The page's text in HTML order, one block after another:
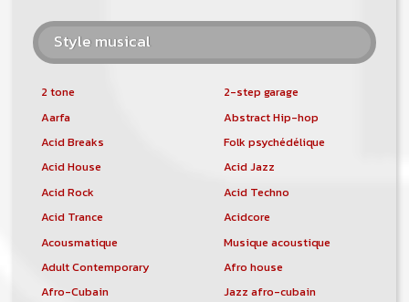
Style musical
2 tone
2-step garage
Aarfa
Abstract Hip-hop
Acid Breaks
Folk psychédélique
Acid House
Acid Jazz
Acid Rock
Acid Techno
Acid Trance
Acidcore
Acousmatique
Musique acoustique
Adult Contemporary
Afro house
Afro-Cubain
Jazz afro-cubain